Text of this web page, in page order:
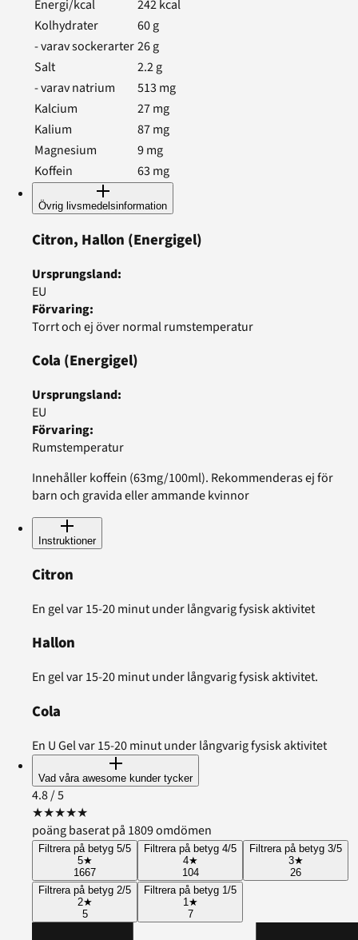
Energi/kcal
242kcal
Kolhydrater
60g
- varav sockerarter26g
Salt
2.2g
- varav natrium
513 mg
Kalcium
27mg
Kalium
87mg
Magnesium
9mg
Koffein
63 mg
Övrig livsmedelsinformation
Citron, Hallon (Energigel)
Ursprungsland:
EU
Förvaring:
Torrt och ej över normal rumstemperatur
Cola (Energigel)
Ursprungsland:
EU
Förvaring:
Rumstemperatur
Innehåller koffein (63mg/100ml). Rekommenderas ej för
barn och gravida eller ammande kvinnor
Instruktioner
Citron
En gel var 15-20 minut under långvarig fysisk aktivitet
Hallon
En gel var 15-20 minut under långvarig fysisk aktivitet.
Cola
En U Gel var 15-20 minut under långvarig fysisk aktivitet
Vad våra awesome kunder tycker
4.8/ 5
★★★★★
poäng baserat på 1809 omdömen
Filtrera på betyg 5/5
5★
1667
Filtrera på betyg 4/5
4★
104
Filtrera på betyg 3/5
3★
26
Filtrera på betyg 2/5
2★
5
Filtrera på betyg 1/5
1 ★
7